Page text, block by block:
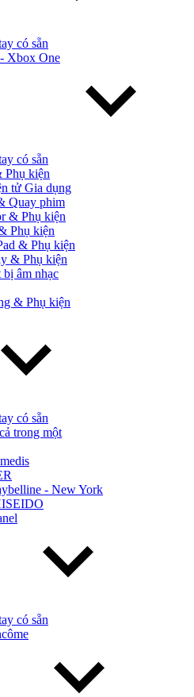
có sẵn
Xbox One
có sẵn
Phụ kiện
tử Gia dụng
Quay phim
& Phụ kiện
Phụ kiện
& Phụ kiện
& Phụ kiện
âm nhạc
& Phụ kiện
có sẵn
trong một
- New York
có sẵn